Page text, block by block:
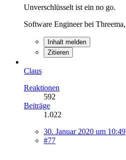
Unverschlüsselt ist ein no go.
Software Engineer bei
Inhalt melden
Zitieren
Claus
Reaktionen
592
Beiträge
1.022
30. Januar 2020 um 10:49
#77